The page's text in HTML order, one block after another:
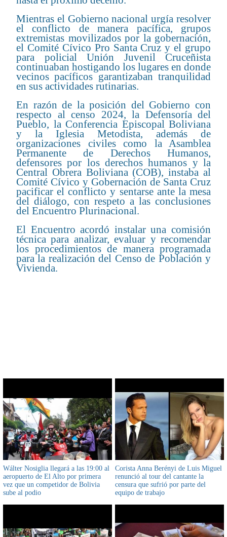
Mientras el Gobierno nacional urgía resolver
el conflicto de manera pacífica, grupos
extremistas movilizados por la gobernación,
el Comité Cívico Pro Santa Cruz y el grupo
para policial Unión Juvenil Cruceñista
continuaban hostigando los lugares en donde
vecinos pacíficos garantizaban tranquilidad
en sus actividades rutinarias.
En razón de la posición del Gobierno con
respecto al censo 2024, la Defensoría del
Pueblo, la Conferencia Episcopal Boliviana
y la Iglesia Metodista, además de
organizaciones civiles como la Asamblea
Permanente de Derechos Humanos,
defensores por los derechos humanos y la
Central Obrera Boliviana (COB), instaba al
Comité Cívico y Gobernación de Santa Cruz
pacificar el conflicto y sentarse ante la mesa
del diálogo, con respeto a las conclusiones
del Encuentro Plurinacional.
El Encuentro acordó instalar una comisión
técnica para analizar, evaluar y recomendar
los procedimientos de manera programada
para la realización del Censo de Población y
Vivienda.
Wálter Nosiglia llegará a las 19:00 al
aeropuerto de El Alto por primera
vez que un competidor de Bolivia
sube al podio
Corista Anna Berényi de Luis Miguel
renunció al tour del cantante la
censura que sufrió por parte del
equipo de trabajo